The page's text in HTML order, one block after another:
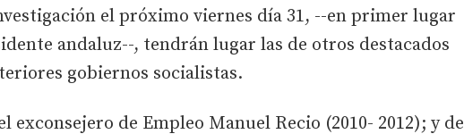
el próximo viernes día 31, --en primer lugar
andaluz--, tendrán lugar las de otros destacados
gobiernos socialistas.
exconsejero de Empleo Manuel Recio (2010- 2012); y de